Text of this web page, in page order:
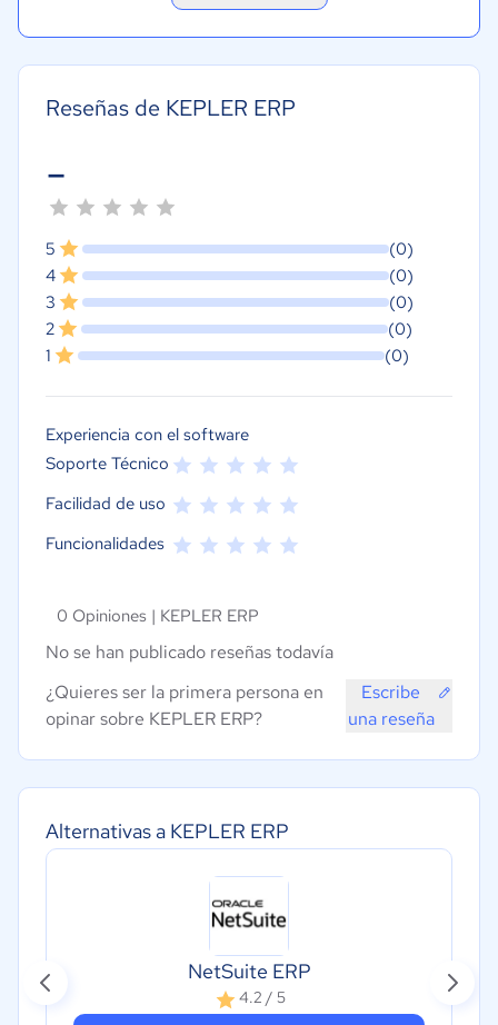
Alternativas a KEPLER ERP
NetSuite ERP
4.2 / 5
Reseñas de KEPLER ERP
-
5
(0)
4
(0)
3
(0)
2
(0)
1
(0)
Experiencia con el software
Soporte Técnico
Facilidad de uso
Funcionalidades
0 Opiniones | KEPLER ERP
No se han publicado reseñas todavía
¿Quieres ser la primera persona en
opinar sobre KEPLER ERP?
Escribe
una reseña